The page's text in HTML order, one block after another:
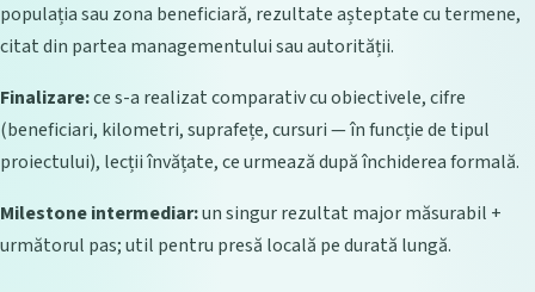
populația sau zona beneficiară, rezultate așteptate cu termene,
citat din partea managementului sau autorității.
Finalizare:ce s-a realizat comparativ cu obiectivele, cifre
(beneficiari, kilometri, suprafețe, cursuri — în funcție de tipul
proiectului), lecții învățate, ce urmează după închiderea formală.
Milestone intermediar:un singur rezultat major măsurabil +
următorul pas; util pentru presă locală pe durată lungă.